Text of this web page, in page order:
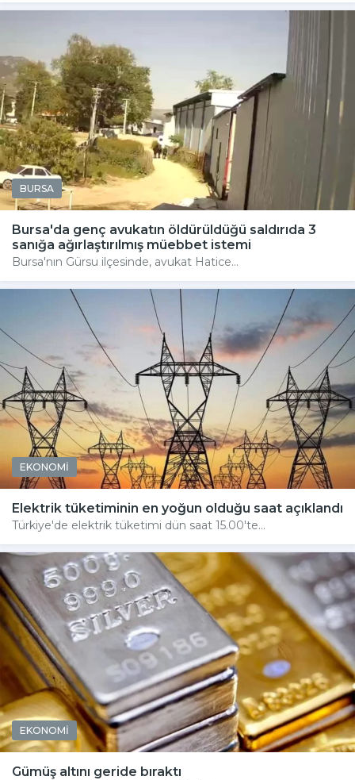
BURSA
Bursa'da genç avukatın öldürüldüğü saldırıda 3
sanığa ağırlaştırılmış müebbet istemi
Bursa'nın Gürsu ilçesinde, avukat Hatice...
EKONOMİ
Elektrik tüketiminin en yoğun olduğu saat açıklandı
Türkiye'de elektrik tüketimi dün saat 15.00'te...
EKONOMİ
Gümüş altını geride bıraktı